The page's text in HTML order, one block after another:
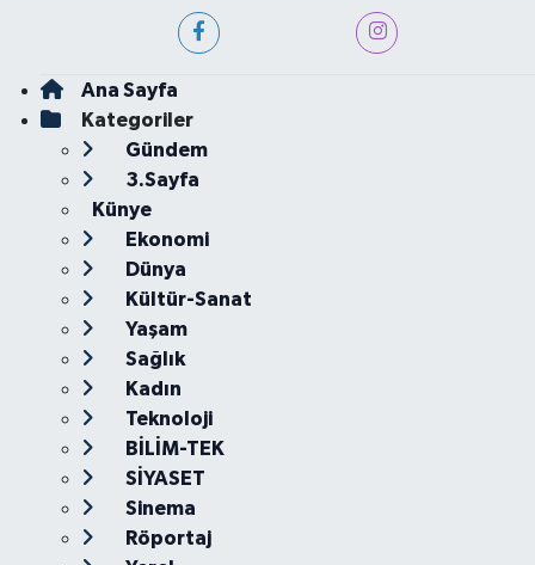
Ana Sayfa
Kategoriler
Gündem
3.Sayfa
Künye
Ekonomi
Dünya
Kültür-Sanat
Yaşam
Sağlık
Kadın
Teknoloji
BİLİM-TEK
SİYASET
Sinema
Röportaj